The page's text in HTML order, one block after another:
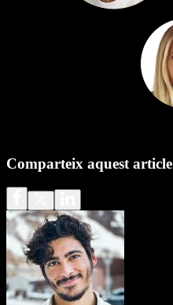
Comparteix aquest article